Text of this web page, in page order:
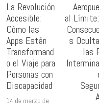
La Revolución
Accesible:
Cómo las
Apps Están
Transformand
o el Viaje para
Personas con
Discapacidad
14 de marzo de
al
s
las